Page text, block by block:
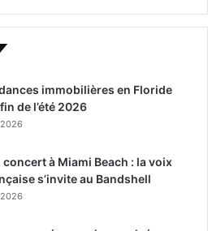
immobilières en Floride
de l’été 2026
concert à Miami Beach : la voix
s’invite au Bandshell